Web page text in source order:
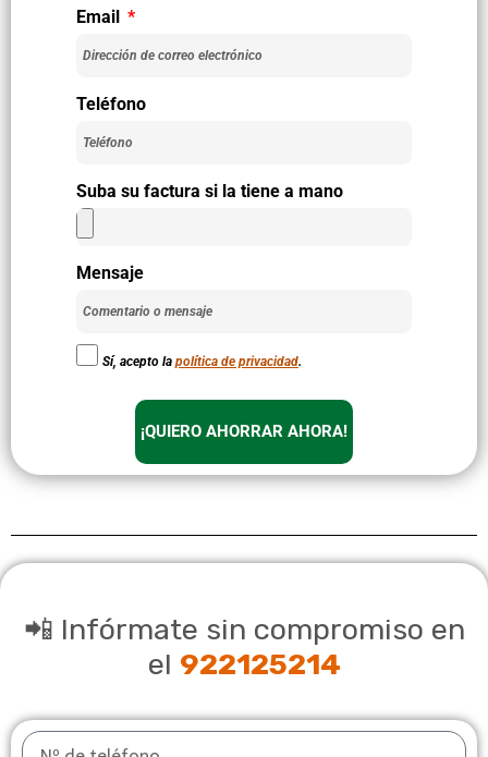
Email
Teléfono
Suba su factura si la tiene a mano
Mensaje
Sí, acepto la política de privacidad.
¡QUIERO AHORRAR AHORA!
📲 Infórmate sin compromiso en
el 922125214